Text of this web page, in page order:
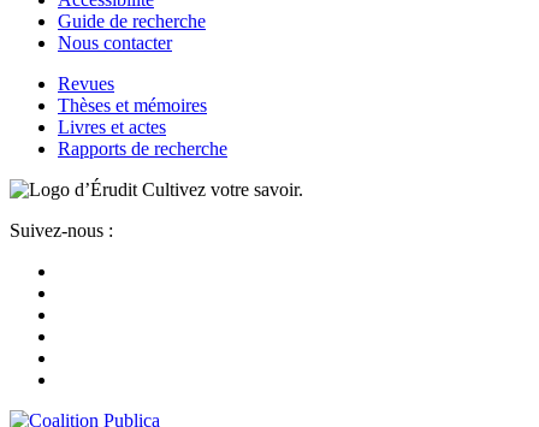
Guide de recherche
Nous contacter
Revues
Thèses et mémoires
Livres et actes
Rapports de recherche
Cultivez votre savoir.
Suivez-nous :